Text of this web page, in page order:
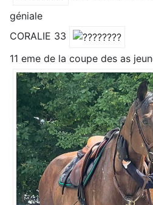
géniale
CORALIE 33
11 eme de la coupe des as